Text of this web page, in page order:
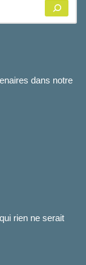
dans notre
rien ne serait